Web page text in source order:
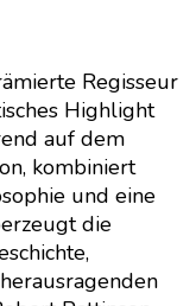
Regisseur
Highlight
auf dem
kombiniert
und eine
die